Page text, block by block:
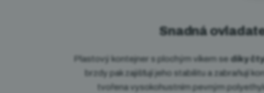
Snadná
Plastový kontejner s plochým víkem se díky
brzdy pak zajišťují jeho stabilitu a zabraňují
tvořena vysokohustním pevným